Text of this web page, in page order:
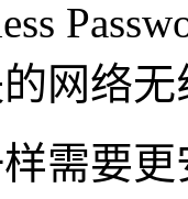
网络
要更